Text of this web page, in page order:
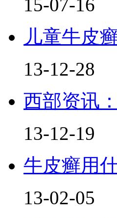
15-07-16
儿童牛皮
13-12-28
西部资讯
13-12-19
牛皮癣用
13-02-05